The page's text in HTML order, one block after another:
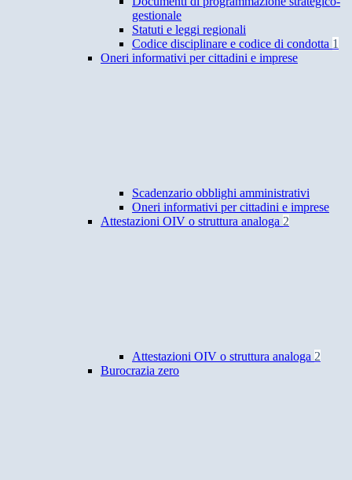
gestionale
Statuti e leggi regionali
Codice disciplinare e codice di condotta 1
Oneri informativi per cittadini e imprese
Scadenzario obblighi amministrativi
Oneri informativi per cittadini e imprese
Attestazioni OIV o struttura analoga 2
Attestazioni OIV o struttura analoga 2
Burocrazia zero